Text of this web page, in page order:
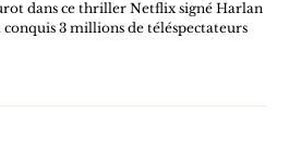
dans ce thriller Netflix signé Harlan
conquis 3 millions de téléspectateurs